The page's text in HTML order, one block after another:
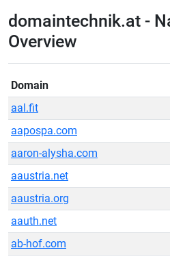
domaintechnik.at -
Overview
Domain
aal.fit
aapospa.com
aaron-alysha.com
aaustria.net
aaustria.org
aauth.net
ab-hof.com